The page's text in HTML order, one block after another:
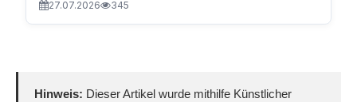
27.07.2026 345
Hinweis: Dieser Artikel wurde mithilfe Künstlicher